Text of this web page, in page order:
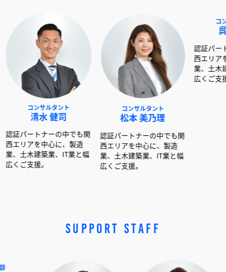
ーの中でも関
心に、製造
業、IT業と幅
松本 美乃理
認証パートナーの中でも関
西エリアを中心に、製造
業、土木建築業、IT業と幅
認証パートナーの中で
西エリアを中心に、製
業、土木建築業、IT業
SUPPORT STAFF